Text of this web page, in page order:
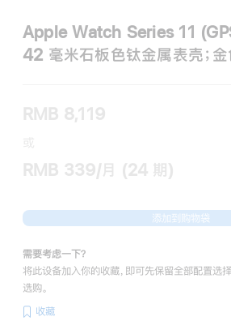
Apple Watch Series 11
42 毫米石板色钛金属表壳；
RMB 8,119
或
RMB 339/月 (24 期)
添加到购物袋
需要考虑一下？
将此设备加入你的收藏，即可先保留全部配置选
选购。
收藏